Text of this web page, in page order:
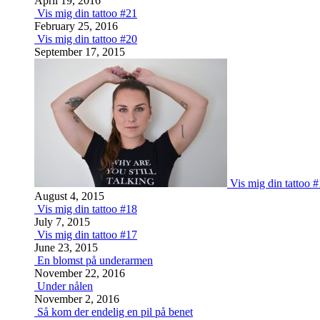
Vis mig din tattoo #21
February 25, 2016
Vis mig din tattoo #20
September 17, 2015
Vis mig din tattoo
August 4, 2015
Vis mig din tattoo #18
July 7, 2015
Vis mig din tattoo #17
June 23, 2015
En blomst på underarmen
November 22, 2016
Under nålen
November 2, 2016
Så kom der endelig en pil på benet